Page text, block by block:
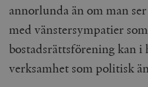
annorlunda än om man
med vänstersympatier
bostadsrättsförening kan i
verksamhet som politisk